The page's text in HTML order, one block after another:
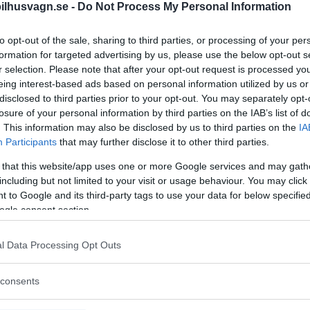
- Do Not Process My Personal Information
opt-out of the sale, sharing to third parties, or processing of your
for targeted advertising by us, please use the below opt-out
selection. Please note that after your opt-out request is processed
interest-based ads based on personal information utilized by us
to third parties prior to your opt-out. You may separately
of your personal information by third parties on the IAB’s list of
This information may also be disclosed by us to third parties on the
Participants that may further disclose it to other third parties.
that this website/app uses one or more Google services and may
but not limited to your visit or usage behaviour. You may
to Google and its third-party tags to use your data for below
consent section.
Data Processing Opt Outs
Fullmatad med 1061 platser att stå
finns.
En katalog med allt från enklaste
platser mitt i naturen.